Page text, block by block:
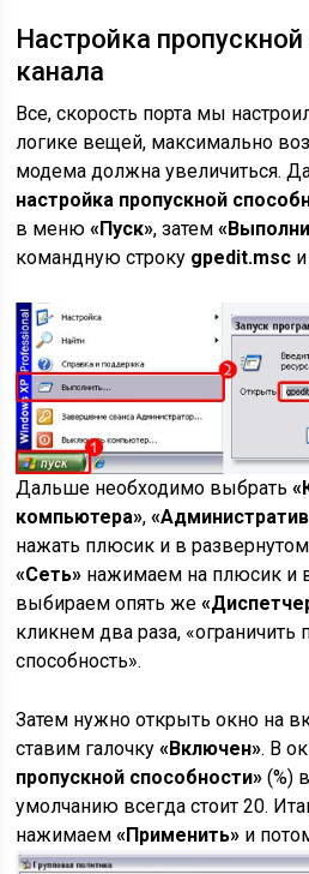
Настройка
канала
Все, скорость порта мы
логике вещей, максимально
модема должна увеличиться.
настройка пропускной
в меню«Пуск», затем
командную строку gpedit.msc
Дальше необходимо выбрать
компьютера»,
нажать плюсик и в
«Сеть» нажимаем на плюсик и
выбираем опять же
кликнем два раза, «ограничить
способность».
Затем нужно открыть окно на
ставим галочку«Включен». В
пропускной способности» (%)
умолчанию всегда стоит 20.
нажимаем«Применить» и